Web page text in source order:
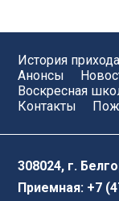
История прихода
Анонсы
Воскресная
Контакты
308024, г.
Приемная: +7